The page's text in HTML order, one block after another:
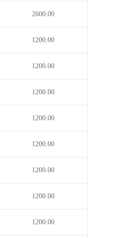
2600.00
1200.00
1200.00
1200.00
1200.00
1200.00
1200.00
1200.00
1200.00